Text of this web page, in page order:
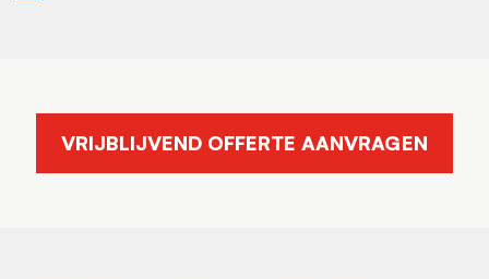
VRIJBLIJVEND OFFERTE AANVRAGEN